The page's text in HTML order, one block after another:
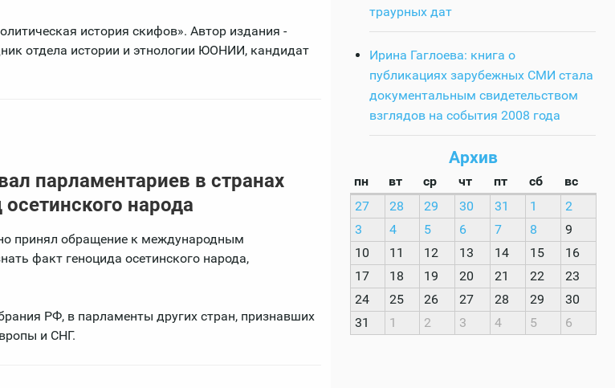
история скифов». Автор издания -
отдела истории и этнологии ЮОНИИ, кандидат
парламентариев в странах
народа
принял обращение к международным
факт геноцида осетинского народа,
РФ, в парламенты других стран, признавших
и СНГ.
траурных дат
Ирина Гаглоева: книга о
публикациях зарубежных СМИ стала
документальным свидетельством
взглядов на события 2008 года
Архив
пн вт ср чт пт сб
вс
27
28 29 30 31 1
2
3
4 5 6 7 8
9
10
11 12 13 14 15
16
17
18 19 20 21 22
23
24
25 26 27 28 29
30
31
1 2 3 4 5 6